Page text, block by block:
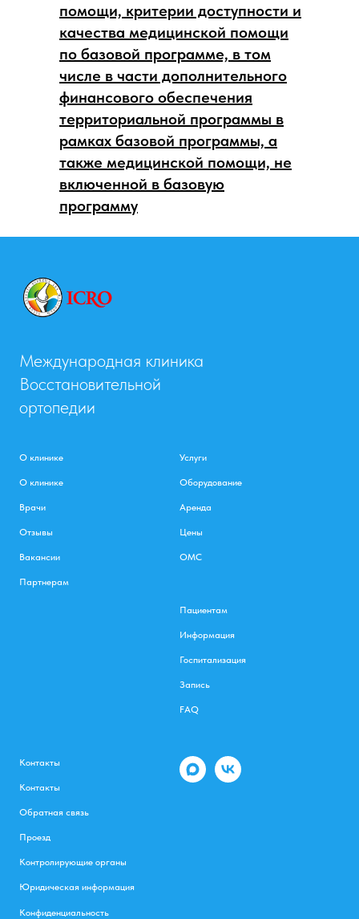
помощи, критерии доступности и
качества медицинской помощи
по базовой программе, в том
числе в части дополнительного
финансового обеспечения
территориальной программы в
рамках базовой программы, а
также медицинской помощи, не
включенной в базовую
программу
Международная клиника
Восстановительной
ортопедии
О клинике
О клинике
Врачи
Отзывы
Вакансии
Партнерам
Услуги
Оборудование
Аренда
Цены
ОМС
Пациентам
Информация
Госпитализация
Запись
FAQ
Контакты
Контакты
Обратная связь
Проезд
Контролирующие органы
Юридическая информация
Конфиденциальность